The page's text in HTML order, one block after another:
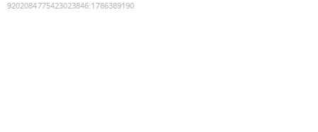
9202084775423023846:1786389190